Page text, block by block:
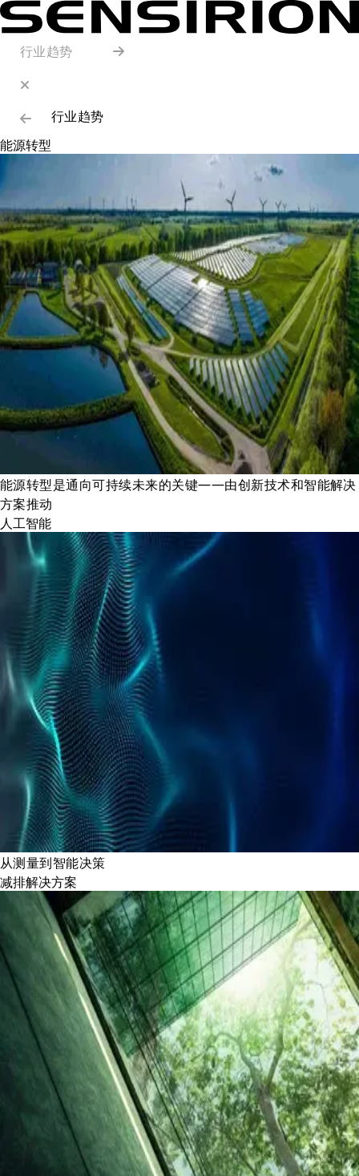
行业趋势
行业趋势
能源转型
能源转型是通向可持续未来的关键——由创新技术和智能解决
方案推动
人工智能
从测量到智能决策
减排解决方案